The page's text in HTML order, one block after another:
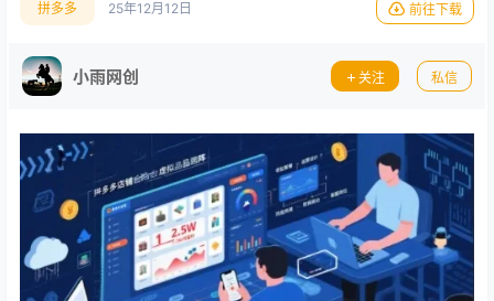
拼多多 25年12月12日 前往下载
小雨网创 关注 私信